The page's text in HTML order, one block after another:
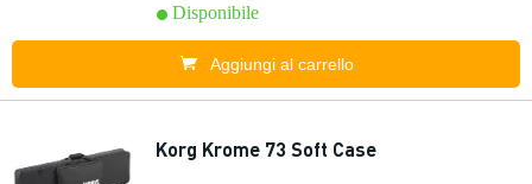
Disponibile
Aggiungi al carrello
Korg Krome 73 Soft Case